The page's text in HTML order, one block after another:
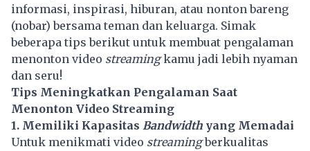
informasi, inspirasi, hiburan, atau nonton bareng
(nobar) bersama teman dan keluarga. Simak
beberapa tips berikut untuk membuat pengalaman
menonton video streamingkamu jadi lebih nyaman
dan seru!
Tips Meningkatkan Pengalaman Saat
Menonton Video Streaming
1. Memiliki Kapasitas Bandwidth yang Memadai
Untuk menikmati video streamingberkualitas